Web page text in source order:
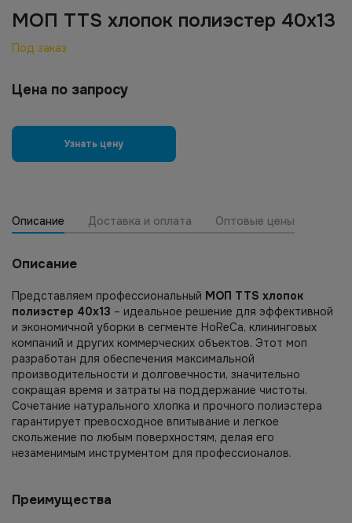
МОП TTS хлопок полиэстер 40х13
Под заказ
Цена по запросу
Узнать цену
Описание Доставка и оплата Оптовые цены
Описание
Представляем профессиональный МОП TTS хлопок
полиэстер 40х13 – идеальное решение для эффективной
и экономичной уборки в сегменте HoReCa, клининговых
компаний и других коммерческих объектов. Этот моп
разработан для обеспечения максимальной
производительности и долговечности, значительно
сокращая время и затраты на поддержание чистоты.
Сочетание натурального хлопка и прочного полиэстера
гарантирует превосходное впитывание и легкое
скольжение по любым поверхностям, делая его
незаменимым инструментом для профессионалов.
Преимущества